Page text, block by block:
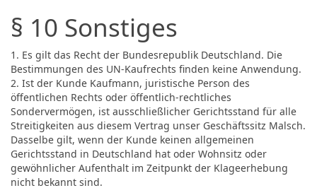
§ 10 Sonstiges
1. Es gilt das Recht der Bundesrepublik Deutschland. Die
Bestimmungen des UN-Kaufrechts finden keine Anwendung.
2. Ist der Kunde Kaufmann, juristische Person des
öffentlichen Rechts oder öffentlich-rechtliches
Sondervermögen, ist ausschließlicher Gerichtsstand für alle
Streitigkeiten aus diesem Vertrag unser Geschäftssitz Malsch.
Dasselbe gilt, wenn der Kunde keinen allgemeinen
Gerichtsstand in Deutschland hat oder Wohnsitz oder
gewöhnlicher Aufenthalt im Zeitpunkt der Klageerhebung
nicht bekannt sind.